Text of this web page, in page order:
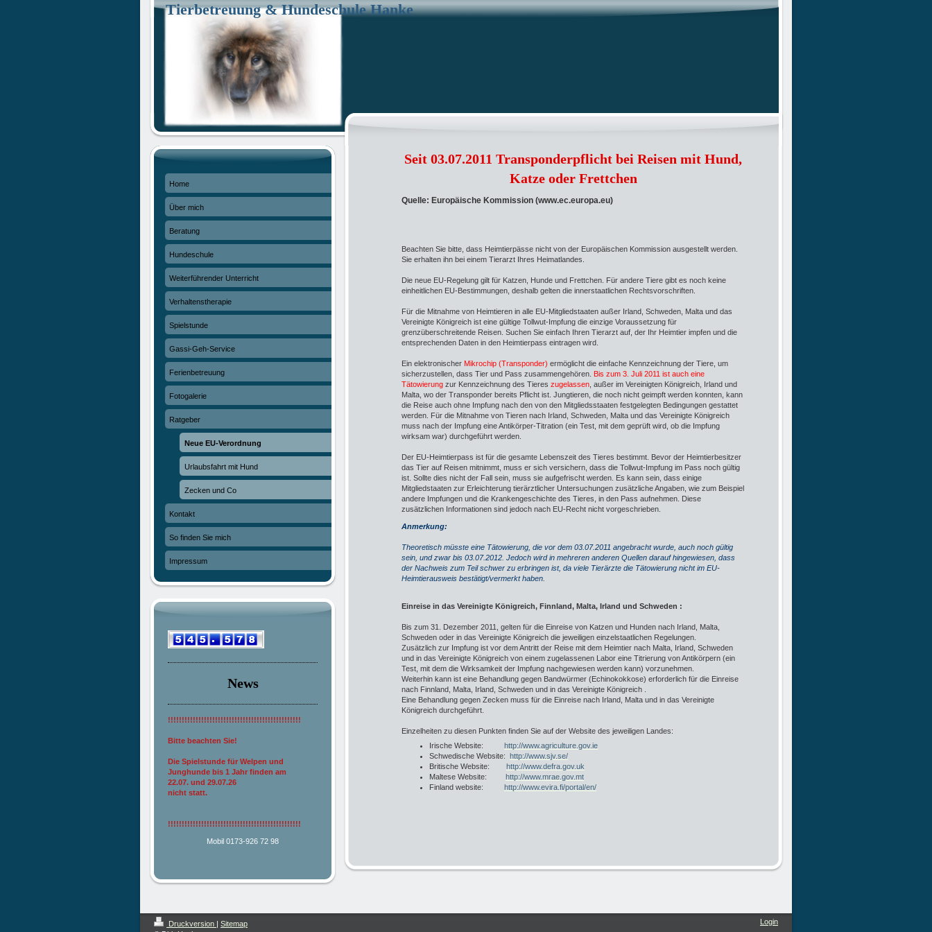
Tierbetreuung & Hundeschule Hanke
Seit 03.07.2011 Transponderpflicht bei Reisen mit Hund,
Katze oder Frettchen
Quelle: Europäische Kommission (www.ec.europa.eu)
Beachten Sie bitte, dass Heimtierpässe nicht von der Europäischen Kommission ausgestellt werden.
Sie erhalten ihn bei einem Tierarzt Ihres Heimatlandes.
Die neue EU-Regelung gilt für Katzen, Hunde und Frettchen. Für andere Tiere gibt es noch keine
einheitlichen EU-Bestimmungen, deshalb gelten die innerstaatlichen Rechtsvorschriften.
Für die Mitnahme von Heimtieren in alle EU-Mitgliedstaaten außer Irland, Schweden, Malta und das
Vereinigte Königreich ist eine gültige Tollwut-Impfung die einzige Voraussetzung für
grenzüberschreitende Reisen. Suchen Sie einfach Ihren Tierarzt auf, der Ihr Heimtier impfen und die
entsprechenden Daten in den Heimtierpass eintragen wird.
Ein elektronischer Mikrochip (Transponder) ermöglicht die einfache Kennzeichnung der Tiere, um
sicherzustellen, dass Tier und Pass zusammengehören. Bis zum 3. Juli 2011 ist auch eine
Tätowierung zur Kennzeichnung des Tieres zugelassen , außer im Vereinigten Königreich, Irland und
Malta, wo der Transponder bereits Pflicht ist. Jungtieren, die noch nicht geimpft werden konnten, kann
die Reise auch ohne Impfung nach den von den Mitgliedsstaaten festgelegten Bedingungen gestattet
werden. Für die Mitnahme von Tieren nach Irland, Schweden, Malta und das Vereinigte Königreich
muss nach der Impfung eine Antikörper-Titration (ein Test, mit dem geprüft wird, ob die Impfung
wirksam war) durchgeführt werden.
Der EU-Heimtierpass ist für die gesamte Lebenszeit des Tieres bestimmt. Bevor der Heimtierbesitzer
das Tier auf Reisen mitnimmt, muss er sich versichern, dass die Tollwut-Impfung im Pass noch gültig
ist. Sollte dies nicht der Fall sein, muss sie aufgefrischt werden. Es kann sein, dass einige
Mitgliedstaaten zur Erleichterung tierärztlicher Untersuchungen zusätzliche Angaben, wie zum Beispiel
andere Impfungen und die Krankengeschichte des Tieres, in den Pass aufnehmen. Diese
zusätzlichen Informationen sind jedoch nach EU-Recht nicht vorgeschrieben.
Anmerkung:
Theoretisch müsste eine Tätowierung, die vor dem 03.07.2011 angebracht wurde, auch noch gültig
sein, und zwar bis 03.07.2012. Jedoch wird in mehreren anderen Quellen darauf hingewiesen, dass
der Nachweis zum Teil schwer zu erbringen ist, da viele Tierärzte die Tätowierung nicht im EU-
Heimtierausweis bestätigt/vermerkt haben.
Einreise in das Vereinigte Königreich, Finnland, Malta, Irland und Schweden :
Bis zum 31. Dezember 2011, gelten für die Einreise von Katzen und Hunden nach Irland, Malta,
Schweden oder in das Vereinigte Königreich die jeweiligen einzelstaatlichen Regelungen.
Zusätzlich zur Impfung ist vor dem Antritt der Reise mit dem Heimtier nach Malta, Irland, Schweden
und in das Vereinigte Königreich von einem zugelassenen Labor eine Titrierung von Antikörpern (ein
Test, mit dem die Wirksamkeit der Impfung nachgewiesen werden kann) vorzunehmen.
Weiterhin kann ist eine Behandlung gegen Bandwürmer (Echinokokkose) erforderlich für die Einreise
nach Finnland, Malta, Irland, Schweden und in das Vereinigte Königreich .
Eine Behandlung gegen Zecken muss für die Einreise nach Irland, Malta und in das Vereinigte
Königreich durchgeführt.
Einzelheiten zu diesen Punkten finden Sie auf der Website des jeweiligen Landes:
Irische Website: http://www.agriculture.gov.ie
Schwedische Website: http://www.sjv.se/
Britische Website: http://www.defra.gov.uk
Maltese Website: http://www.mrae.gov.mt
Finland website:
http://www.evira.fi/portal/en/
Home
Über mich
Beratung
Hundeschule
Weiterführender Unterricht
Verhaltenstherapie
Spielstunde
Gassi-Geh-Service
Ferienbetreuung
Fotogalerie
Ratgeber
Neue EU-Verordnung
Urlaubsfahrt mit Hund
Zecken und Co
Kontakt
So finden Sie mich
Impressum
News
!!!!!!!!!!!!!!!!!!!!!!!!!!!!!!!!!!!!!!!!!!!!!!!!
Bitte beachten Sie!
Die Spielstunde für Welpen und
Junghunde bis 1 Jahr finden am
22.07. und 29.07.26
nicht statt.
!!!!!!!!!!!!!!!!!!!!!!!!!!!!!!!!!!!!!!!!!!!!!!!!
Mobil 0173-926 72 98
Druckversion | Sitemap
Login